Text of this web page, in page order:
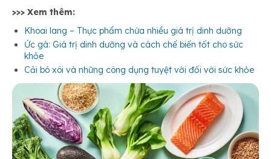
>>> Xem thêm:
Khoai lang – Thực phẩm chứa nhiều giá trị dinh dưỡng
Ức gà: Giá trị dinh dưỡng và cách chế biến tốt cho sức
khỏe
Cải bó xôi và những công dụng tuyệt vời đối với sức khỏe